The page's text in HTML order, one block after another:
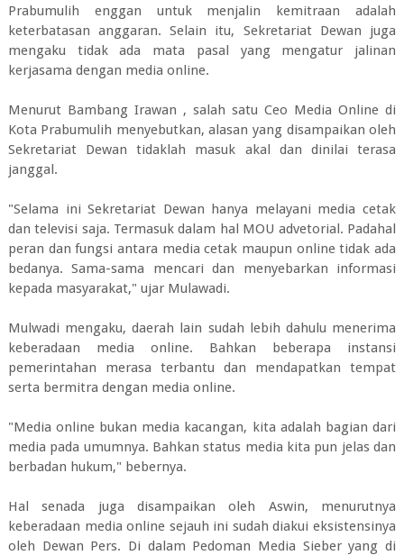
Prabumulih enggan untuk menjalin kemitraan adalah
keterbatasan anggaran. Selain itu, Sekretariat Dewan juga
mengaku tidak ada mata pasal yang mengatur jalinan
kerjasama dengan media online.
Menurut Bambang Irawan , salah satu Ceo Media Online di
Kota Prabumulih menyebutkan, alasan yang disampaikan oleh
Sekretariat Dewan tidaklah masuk akal dan dinilai terasa
janggal.
"Selama ini Sekretariat Dewan hanya melayani media cetak
dan televisi saja. Termasuk dalam hal MOU advetorial. Padahal
peran dan fungsi antara media cetak maupun online tidak ada
bedanya. Sama-sama mencari dan menyebarkan informasi
kepada masyarakat," ujar Mulawadi.
Mulwadi mengaku, daerah lain sudah lebih dahulu menerima
keberadaan media online. Bahkan beberapa instansi
pemerintahan merasa terbantu dan mendapatkan tempat
serta bermitra dengan media online.
"Media online bukan media kacangan, kita adalah bagian dari
media pada umumnya. Bahkan status media kita pun jelas dan
berbadan hukum," bebernya.
Hal senada juga disampaikan oleh Aswin, menurutnya
keberadaan media online sejauh ini sudah diakui eksistensinya
oleh Dewan Pers. Di dalam Pedoman Media Sieber yang di